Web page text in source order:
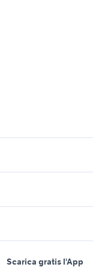
provincia
Scarica gratis l'App